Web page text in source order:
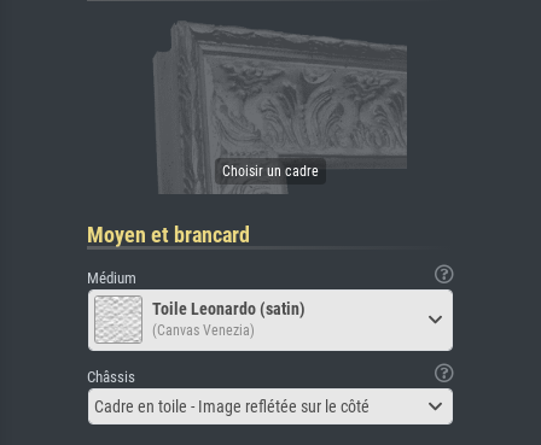
Moyen et brancard
Médium
Toile Leonardo (satin)
(Canvas Venezia)
Châssis
Cadre en toile - Image reflétée sur le côté